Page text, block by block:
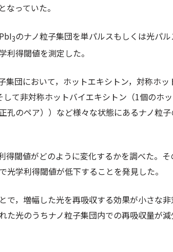
っていた。
3のナノ粒⼦集団を単パルスもしくは光パ
得閾値を測定した。
団において，ホットエキシトン，対称ホッ
して⾮対称ホットバイエキシトン（1個のホ
孔のペア））など様々な状態にあるナノ粒
閾値がどのように変化するかを調べた。
学利得閾値が低下することを発⾒した。
で，増幅した光を再吸収する効果が⼩さな
た光のうちナノ粒⼦集団内での再吸収量が